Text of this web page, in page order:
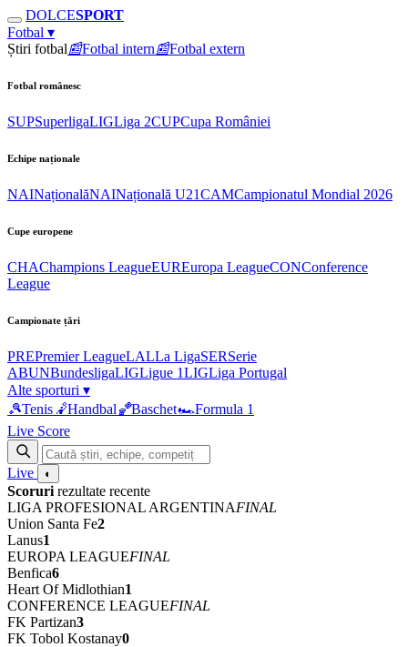
DOLCESPORT
Fotbal ▾
Știri fotbal📰Fotbal intern📰Fotbal extern
Fotbal românesc
SUPSuperligaLIGLiga 2CUPCupa României
Echipe naționale
NAINaționalăNAINațională U21CAMCampionatul Mondial 2026
Cupe europene
CHAChampions LeagueEUREuropa LeagueCONConference
League
Campionate țări
PREPremier LeagueLALLa LigaSERSerie
ABUNBundesligaLIGLigue 1LIGLiga Portugal
Alte sporturi ▾
🎾Tenis 🤾Handbal🏀Baschet🏎Formula 1
Live Score
Live ◐
Scoruri rezultate recente
LIGA PROFESIONAL ARGENTINAFINAL
Union Santa Fe2
Lanus1
EUROPA LEAGUEFINAL
Benfica6
Heart Of Midlothian1
CONFERENCE LEAGUEFINAL
FK Partizan3
FK Tobol Kostanay0